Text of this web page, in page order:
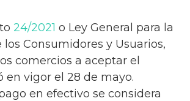
24/2021 o Ley General para la
Consumidores y Usuarios,
comercios a aceptar el
en vigor el 28 de mayo.
en efectivo se considera